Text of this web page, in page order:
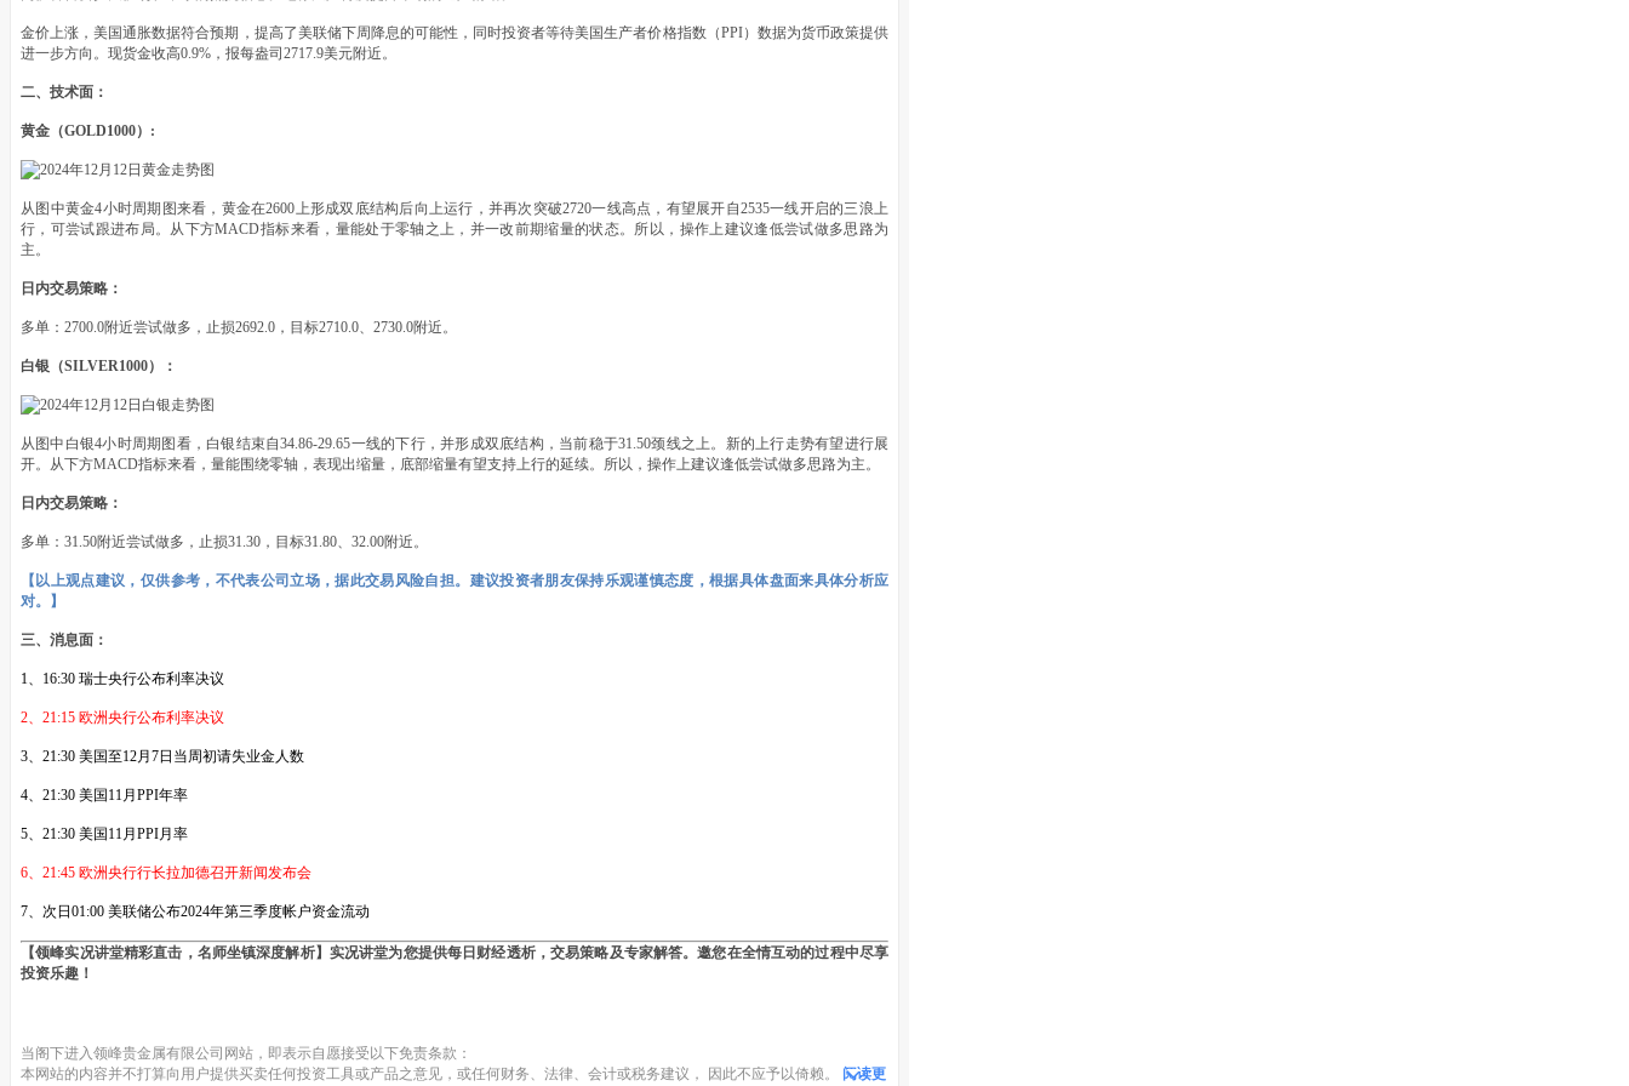
金价上涨，美国通胀数据符合预期，提高了美联储下周降息的可能性，同时投资者等待美国生产者价格指数（PPI）数据为货币政策提供
进一步方向。现货金收高0.9%，报每盎司2717.9美元附近。
二、技术面：
黄金（GOLD1000）:
从图中黄金4小时周期图来看，黄金在2600上形成双底结构后向上运行，并再次突破2720一线高点，有望展开自2535一线开启的三浪上
行，可尝试跟进布局。从下方MACD指标来看，量能处于零轴之上，并一改前期缩量的状态。所以，操作上建议逢低尝试做多思路为
主。
日内交易策略：
多单：2700.0附近尝试做多，止损2692.0，目标2710.0、2730.0附近。
白银（SILVER1000）：
从图中白银4小时周期图看，白银结束自34.86-29.65一线的下行，并形成双底结构，当前稳于31.50颈线之上。新的上行走势有望进行展
开。从下方MACD指标来看，量能围绕零轴，表现出缩量，底部缩量有望支持上行的延续。所以，操作上建议逢低尝试做多思路为主。
日内交易策略：
多单：31.50附近尝试做多，止损31.30，目标31.80、32.00附近。
【以上观点建议，仅供参考，不代表公司立场，据此交易风险自担。建议投资者朋友保持乐观谨慎态度，根据具体盘面来具体分析应
对。】
三、消息面：
1、16:30 瑞士央行公布利率决议
2、21:15 欧洲央行公布利率决议
3、21:30 美国至12月7日当周初请失业金人数
4、21:30 美国11月PPI年率
5、21:30 美国11月PPI月率
6、21:45 欧洲央行行长拉加德召开新闻发布会
7、次日01:00 美联储公布2024年第三季度帐户资金流动
【领峰实况讲堂精彩直击，名师坐镇深度解析】实况讲堂为您提供每日财经透析，交易策略及专家解答。邀您在全情互动的过程中尽享
投资乐趣！
当阁下进入领峰贵金属有限公司网站，即表示自愿接受以下免责条款：
本网站的内容并不打算向用户提供买卖任何投资工具或产品之意见，或任何财务、法律、会计或税务建议， 因此不应予以倚赖。 阅读更